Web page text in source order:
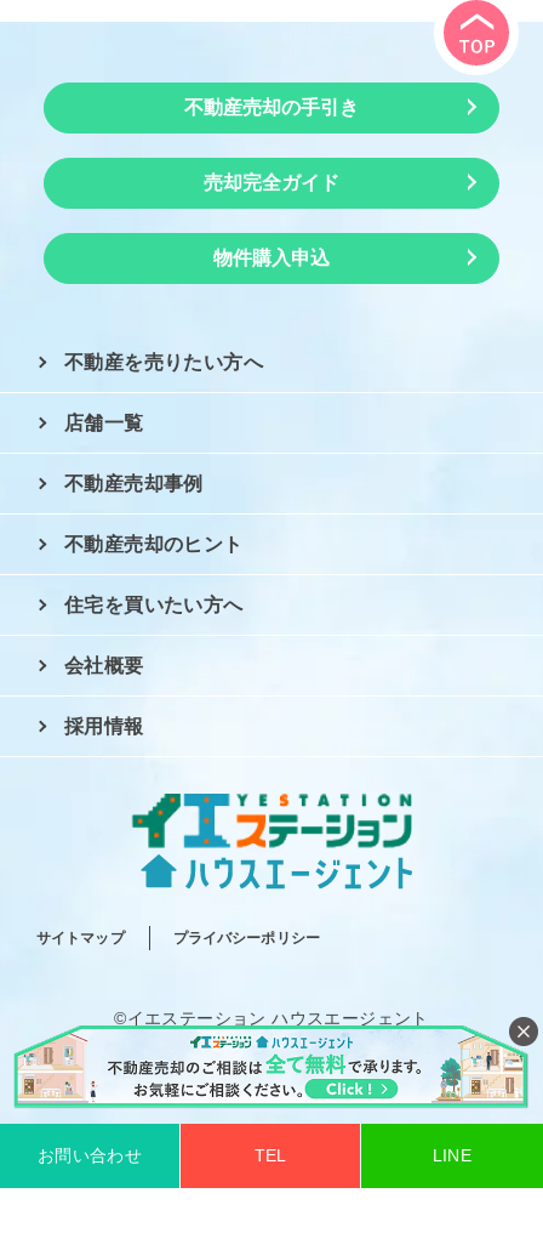
不動産売却の手引き
売却完全ガイド
物件購入申込
サイトマップ プライバシーポリシー
不動産を売りたい方へ
店舗一覧
不動産売却事例
不動産売却のヒント
住宅を買いたい方へ
会社概要
採用情報
©イエステーション ハウスエージェント
All rights reserved.
お問い合わせ TEL LINE